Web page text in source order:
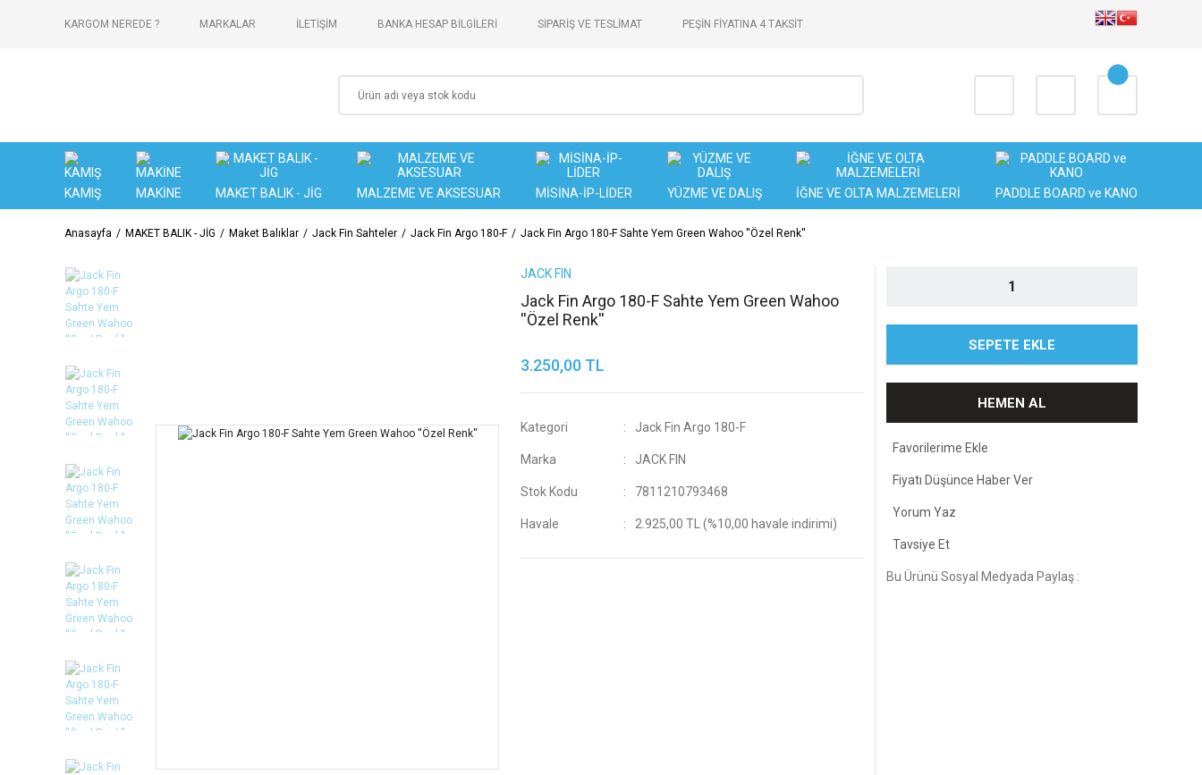
KARGOM NEREDE ? MARKALAR İLETİŞİM BANKA HESAP BİLGİLERİ SİPARİŞ VE TESLİMAT PEŞİN FİYATINA 4 TAKSİT
KAMIŞ MAKİNE MAKET BALIK - JİG MALZEME VE AKSESUAR MİSİNA-İP-LİDER YÜZME VE DALIŞ İĞNE VE OLTA MALZEMELERİ PADDLE BOARD ve KANO
Anasayfa MAKET BALIK - JİG Maket Balıklar Jack Fin Sahteler Jack Fin Argo 180-F Jack Fin Argo 180-F Sahte Yem Green Wahoo ''Özel Renk''
JACK FIN
Jack Fin Argo 180-F Sahte Yem Green Wahoo
''Özel Renk''
3.250,00 TL
Kategori Jack Fin Argo 180-F
Marka JACK FIN
Stok Kodu 7811210793468
Havale 2.925,00 TL (%10,00 havale indirimi)
SEPETE EKLE
HEMEN AL
Fiyatı Düşünce Haber Ver
Yorum Yaz
Tavsiye Et
Bu Ürünü Sosyal Medyada Paylaş :